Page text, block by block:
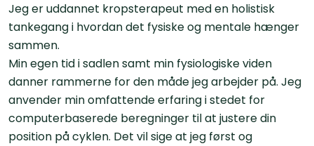
Jeg er uddannet kropsterapeut med en holistisk
tankegang i hvordan det fysiske og mentale hænger
sammen.
Min egen tid i sadlen samt min fysiologiske viden
danner rammerne for den måde jeg arbejder på. Jeg
anvender min omfattende erfaring i stedet for
computerbaserede beregninger til at justere din
position på cyklen. Det vil sige at jeg først og